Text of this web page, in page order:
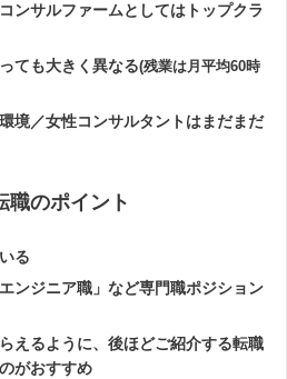
ンサルファームとしてはトップクラ
ても大きく異なる(残業は月平均60時
境／女性コンサルタントはまだまだ
職のポイント
る
ンジニア職」など専門職ポジション
えるように、後ほどご紹介する転職
がおすすめ